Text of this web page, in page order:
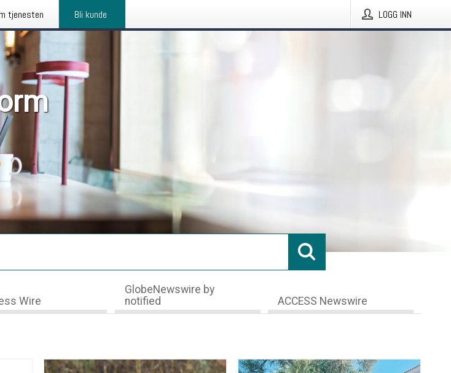
tjenesten Bli kunde LOGG INN
Wire
GlobeNewswire by
notified
ACCESS Newswire